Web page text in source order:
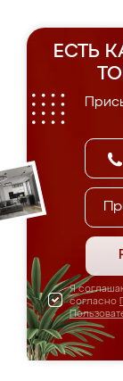
ЕСТЬ
Я
согласно